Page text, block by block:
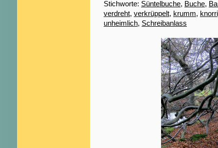
Stichworte: Süntelbuche, Buche,
verdreht, verkrüppelt, krumm,
unheimlich, Schreibanlass